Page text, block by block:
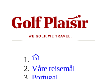
Våre reisemål
Portugal